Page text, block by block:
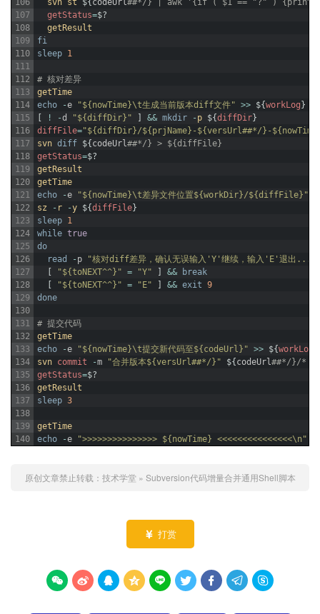
106
107
108
109
110
111
112
113
114
115
116
117
118
119
120
121
122
123
124
125
126
127
128
129
130
131
132
133
134
135
136
137
138
139
140
svn st ${ codeUrl##*/} | awk '{if ( $1 == "?" ) {print
getStatus=$?
getResult
fi
sleep 1
# 核对差异
getTime
echo
-e "${nowTime}\t生成当前版本diff文件" >> ${workLog }
! -d "${diffDir}" && mkdir - p ${diffDir}
diffFile="${diffDir}/${prjName}-${versUrl##*/}-
svn diff ${ codeUrl##*/} > ${diffFile}
getStatus=$?
getResult
getTime
echo
-e "${nowTime}\t差异文件位置${workDir}/${diffFile}"
sz
- r -y ${diffFile}
sleep 1
while true
do
read
-p
"核对diff差异，确认无误输入'Y'继续，输入'E'退出..."
"${toNEXT^^}" = "Y" &&
break
"${toNEXT^^}" = "E" && exit 9
done
# 提交代码
getTime
echo
-e "${nowTime}\t提交新代码至${codeUrl}" >> ${workLog
svn commit -m "合并版本${versUrl##*/}" ${ codeUrl##*/}/* --
getStatus=$?
getResult
sleep 3
getTime
echo
-e ">>>>>>>>>>>>>>> ${nowTime} <<<<<<<<<<<<<<<\n"
原创文章禁止转载： 技术学堂» Subversion代码增量合并通用Shell脚本
 打赏
        